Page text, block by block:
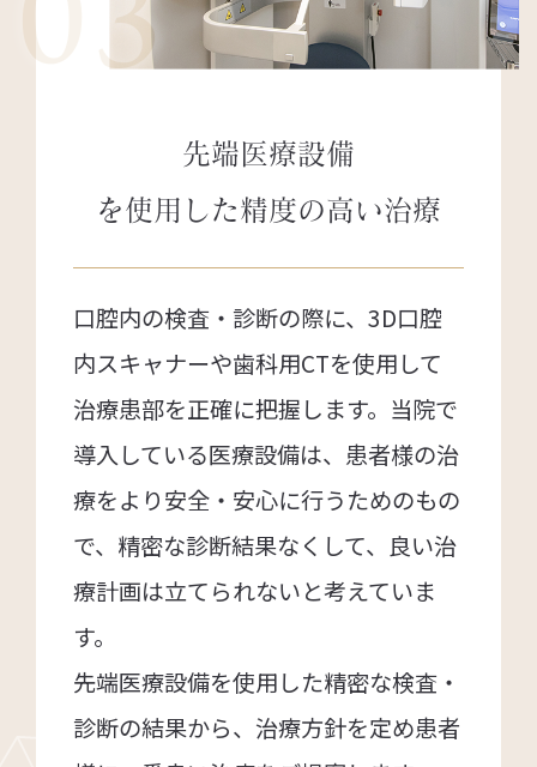
先端医療設備
を使用した精度の高い治療
口腔内の検査・診断の際に、3D口腔
内スキャナーや歯科用CTを使用して
治療患部を正確に把握します。当院で
導入している医療設備は、患者様の治
療をより安全・安心に行うためのもの
で、精密な診断結果なくして、良い治
療計画は立てられないと考えていま
す。
先端医療設備を使用した精密な検査・
診断の結果から、治療方針を定め患者